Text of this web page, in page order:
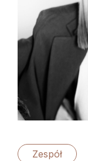
Zespół